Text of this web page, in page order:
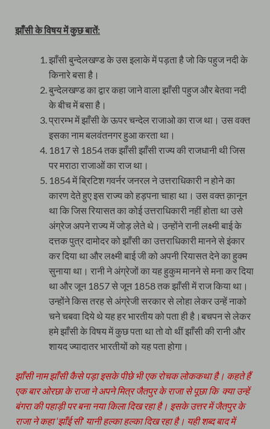
झाँसी के विषय में कुछ बातें:
झाँसी बुन्देलखण्ड के उस इलाके में पड़ता है जो कि पहुज नदी के
किनारे बसा है।
बुन्देलखण्ड का द्वार कहा जाने वाला झाँसी पहुज और बेतवा नदी
के बीच में बसा है।
प्रारम्भ में झाँसी के ऊपर चन्देल राजाओ का राज था। उस वक्त
इसका नाम बलवंतनगर हुआ करता था।
1817 से 1854 तक झाँसी झाँसी राज्य की राजधानी थी जिस
पर मराठा राजाओं का राज था।
1854 में ब्रिटिश गवर्नर जनरल ने उत्तराधिकारी न होने का
कारण देते हुए इस राज्य को हड़पना चाहा था। उस वक्त क़ानून
था कि जिस रियासत का कोई उत्तराधिकारी नहीं होता था उसे
अंग्रेज अपने राज्य में जोड़ लेते थे। उन्होंने रानी लक्ष्मी बाई के
दत्तक पुत्र दामोदर को झाँसी का उत्तराधिकारी मानने से इंकार
कर दिया था और लक्ष्मी बाई जी को अपनी रियासत देने का हुक्म
सुनाया था। रानी ने अंग्रेजों का यह हुकुम मानने से मना कर दिया
था और जून 1857 से जून 1858 तक झाँसी में राज किया था।
उन्होंने किस तरह से अंग्रेजी सरकार से लोहा लेकर उन्हें नाको
चने चबवा दिये थे यह हर भारतीय को पता ही है।बचपन से लेकर
हमे झाँसी के विषय में कुछ पता था तो वो थीं झाँसी की रानी और
शायद ज्यादातर भारतीयों को यह पता होगा।
झाँसी नाम झाँसी कैसे पड़ा इसके पीछे भी एक रोचक लोककथा है। कहते हैं
एक बार ओरछा के राजा ने अपने मित्र जैतपुर के राजा से पूछा कि क्या उन्हें
बंगरा की पहाड़ी पर बना नया किला दिख रहा है। इसके उत्तर में जैतपुर के
राजा ने कहा ‘झाँई सी’ यानी हल्का हल्का दिख रहा है। यही शब्द बाद में